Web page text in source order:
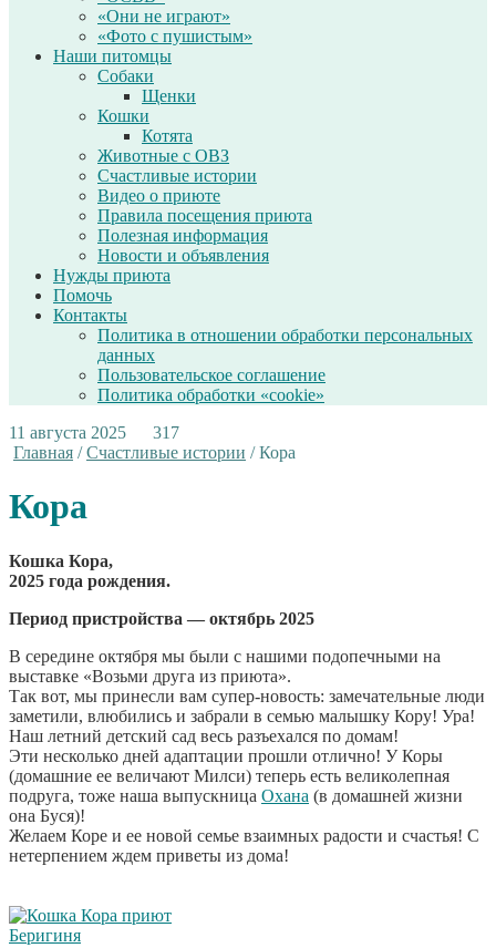
«Они не играют»
«Фото с пушистым»
Наши питомцы
Собаки
Щенки
Кошки
Котята
Животные с ОВЗ
Счастливые истории
Видео о приюте
Правила посещения приюта
Полезная информация
Новости и объявления
Нужды приюта
Помочь
Контакты
Политика в отношении обработки персональных
данных
Пользовательское соглашение
Политика обработки «cookie»
11 августа 2025
317
Главная /Счастливые истории /Кора
Кора
Кошка Кора,
2025 года рождения.
Период пристройства — октябрь 2025
В середине октября мы были с нашими подопечными на
выставке «Возьми друга из приюта».
Так вот, мы принесли вам супер-новость: замечательные люди
заметили, влюбились и забрали в семью малышку Кору! Ура!
Наш летний детский сад весь разъехался по домам!
Эти несколько дней адаптации прошли отлично! У Коры
(домашние ее величают Милси) теперь есть великолепная
подруга, тоже наша выпускница Охана (в домашней жизни
она Буся)!
Желаем Коре и ее новой семье взаимных радости и счастья! С
нетерпением ждем приветы из дома!